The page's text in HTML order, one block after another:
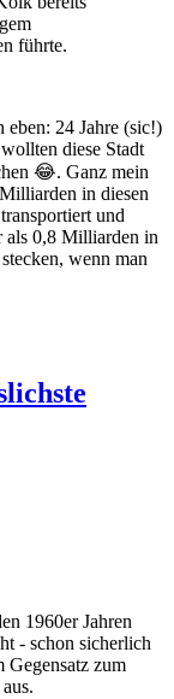
führte.
24 Jahre (sic!)
diese Stadt
😂. Ganz mein
in diesen
und
als 0,8 Milliarden in
wenn man
1960er Jahren
- schon sicherlich
Gegensatz zum